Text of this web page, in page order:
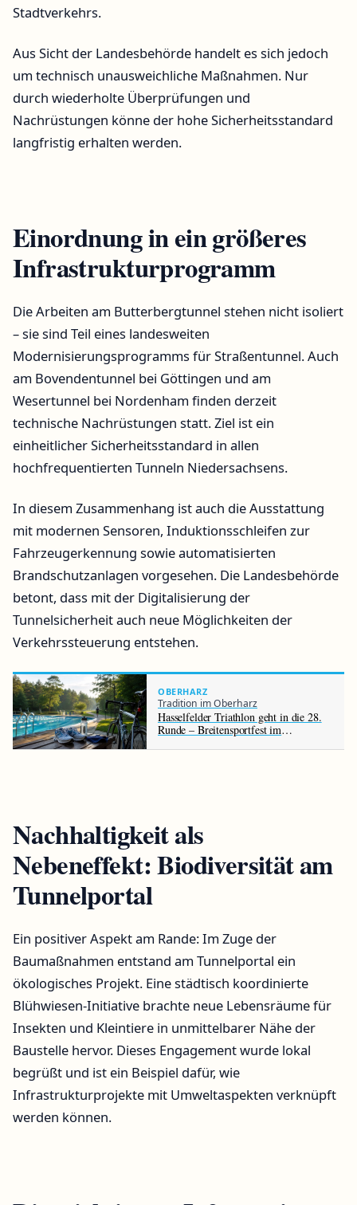
Stadtverkehrs.
Aus Sicht der Landesbehörde handelt es sich jedoch
um technisch unausweichliche Maßnahmen. Nur
durch wiederholte Überprüfungen und
Nachrüstungen könne der hohe Sicherheitsstandard
langfristig erhalten werden.
Einordnung in ein größeres
Infrastrukturprogramm
Die Arbeiten am Butterbergtunnel stehen nicht isoliert
– sie sind Teil eines landesweiten
Modernisierungsprogramms für Straßentunnel. Auch
am Bovendentunnel bei Göttingen und am
Wesertunnel bei Nordenham finden derzeit
technische Nachrüstungen statt. Ziel ist ein
einheitlicher Sicherheitsstandard in allen
hochfrequentierten Tunneln Niedersachsens.
In diesem Zusammenhang ist auch die Ausstattung
mit modernen Sensoren, Induktionsschleifen zur
Fahrzeugerkennung sowie automatisierten
Brandschutzanlagen vorgesehen. Die Landesbehörde
betont, dass mit der Digitalisierung der
Tunnelsicherheit auch neue Möglichkeiten der
Verkehrssteuerung entstehen.
OBERHARZ
Tradition im Oberharz
Hasselfelder Triathlon geht in die 28.
Runde – Breitensportfest im
Nachhaltigkeit als
Nebeneffekt: Biodiversität am
Tunnelportal
Ein positiver Aspekt am Rande: Im Zuge der
Baumaßnahmen entstand am Tunnelportal ein
ökologisches Projekt. Eine städtisch koordinierte
Blühwiesen-Initiative brachte neue Lebensräume für
Insekten und Kleintiere in unmittelbarer Nähe der
Baustelle hervor. Dieses Engagement wurde lokal
begrüßt und ist ein Beispiel dafür, wie
Infrastrukturprojekte mit Umweltaspekten verknüpft
werden können.